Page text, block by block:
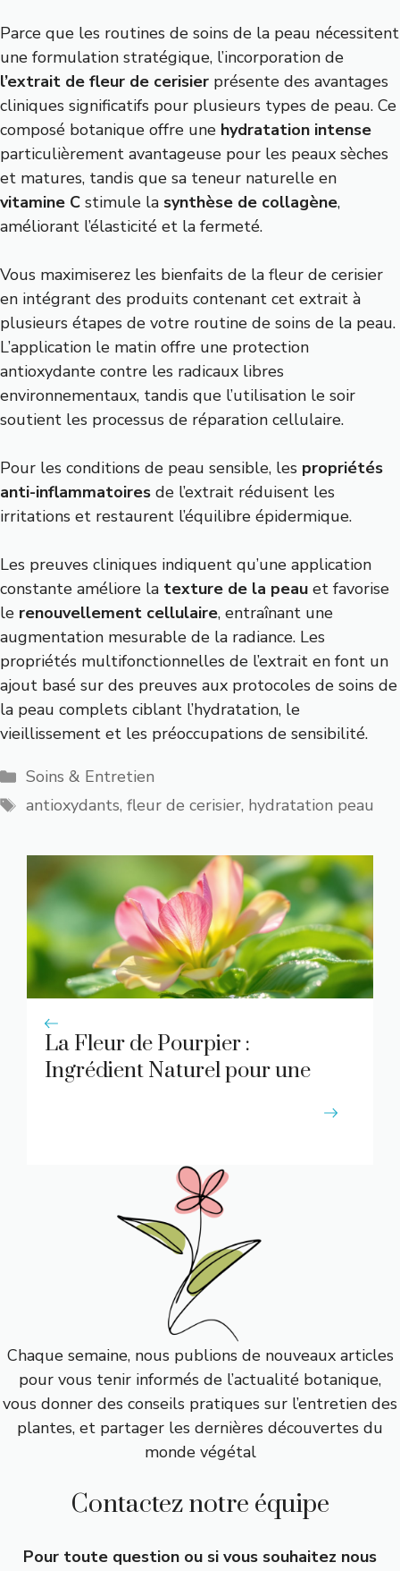
Parce que les routines de soins de la peau nécessitent
une formulation stratégique, l’incorporation de
l’extrait de fleur de cerisier présente des avantages
cliniques significatifs pour plusieurs types de peau. Ce
composé botanique offre une hydratation intense
particulièrement avantageuse pour les peaux sèches
et matures, tandis que sa teneur naturelle en
vitamine C stimule la synthèse de collagène,
améliorant l’élasticité et la fermeté.
Vous maximiserez les bienfaits de la fleur de cerisier
en intégrant des produits contenant cet extrait à
plusieurs étapes de votre routine de soins de la peau.
L’application le matin offre une protection
antioxydante contre les radicaux libres
environnementaux, tandis que l’utilisation le soir
soutient les processus de réparation cellulaire.
Pour les conditions de peau sensible, les propriétés
anti-inflammatoires de l’extrait réduisent les
irritations et restaurent l’équilibre épidermique.
Les preuves cliniques indiquent qu’une application
constante améliore la texture de la peau et favorise
le renouvellement cellulaire, entraînant une
augmentation mesurable de la radiance. Les
propriétés multifonctionnelles de l’extrait en font un
ajout basé sur des preuves aux protocoles de soins de
la peau complets ciblant l’hydratation, le
vieillissement et les préoccupations de sensibilité.
Catégories
Soins & Entretien
Étiquettes
antioxydants, fleur de cerisier, hydratation peau
La Fleur de Pourpier :
Ingrédient Naturel pour une
Chaque semaine, nous publions de nouveaux articles
pour vous tenir informés de l’actualité botanique,
vous donner des conseils pratiques sur l’entretien des
plantes, et partager les dernières découvertes du
monde végétal
Contactez notre équipe
Pour toute question ou si vous souhaitez nous